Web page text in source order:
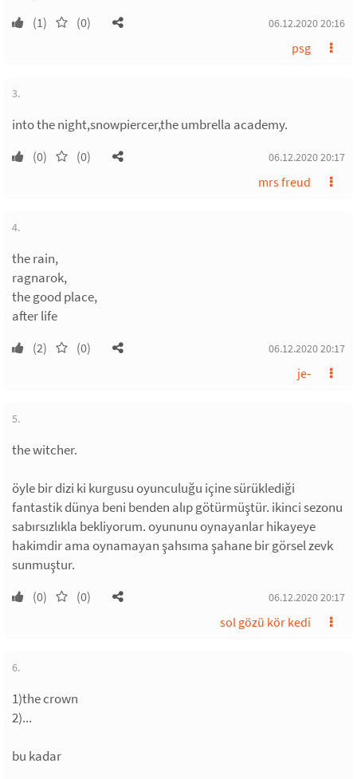
(1) (0) 06.12.2020 20:16
psg
3.
into the night,snowpiercer,the umbrella academy.
(0) (0) 06.12.2020 20:17
mrs freud
4.
the rain,
ragnarok,
the good place,
after life
(2) (0) 06.12.2020 20:17
je-
5.
the witcher.
öyle bir dizi ki kurgusu oyunculuğu içine sürüklediği
fantastik dünya beni benden alıp götürmüştür. ikinci sezonu
sabırsızlıkla bekliyorum. oyununu oynayanlar hikayeye
hakimdir ama oynamayan şahsıma şahane bir görsel zevk
sunmuştur.
(0) (0) 06.12.2020 20:17
sol gözü kör kedi
6.
1)the crown
2)...
bu kadar